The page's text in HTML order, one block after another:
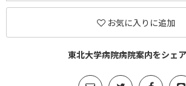
お気に入りに追加
東北大学病院病院案内をシェ